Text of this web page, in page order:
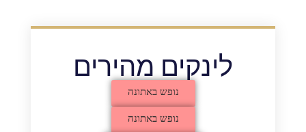
לינקים מהירים
נופש באתונה
נופש באתונה